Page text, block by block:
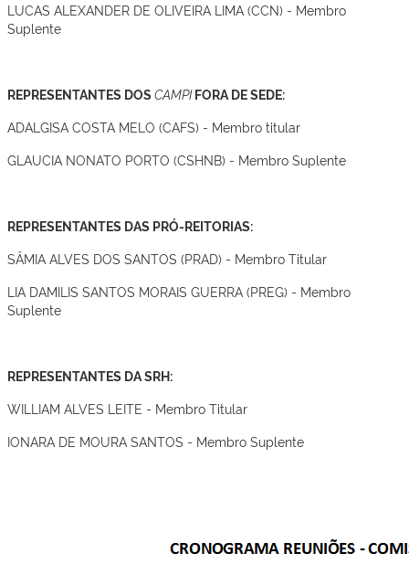
LUCAS ALEXANDER DE OLIVEIRA LIMA (CCN) - Membro
Suplente
REPRESENTANTES DOS CAMPIFORA DE SEDE:
ADALGISA COSTA MELO (CAFS) - Membro titular
GLAUCIA NONATO PORTO (CSHNB) - Membro Suplente
REPRESENTANTES DAS PRÓ-REITORIAS:
SÂMIA ALVES DOS SANTOS (PRAD) - Membro Titular
LIA DAMILIS SANTOS MORAIS GUERRA (PREG) - Membro
Suplente
REPRESENTANTES DA SRH:
WILLIAM ALVES LEITE - Membro Titular
IONARA DE MOURA SANTOS - Membro Suplente